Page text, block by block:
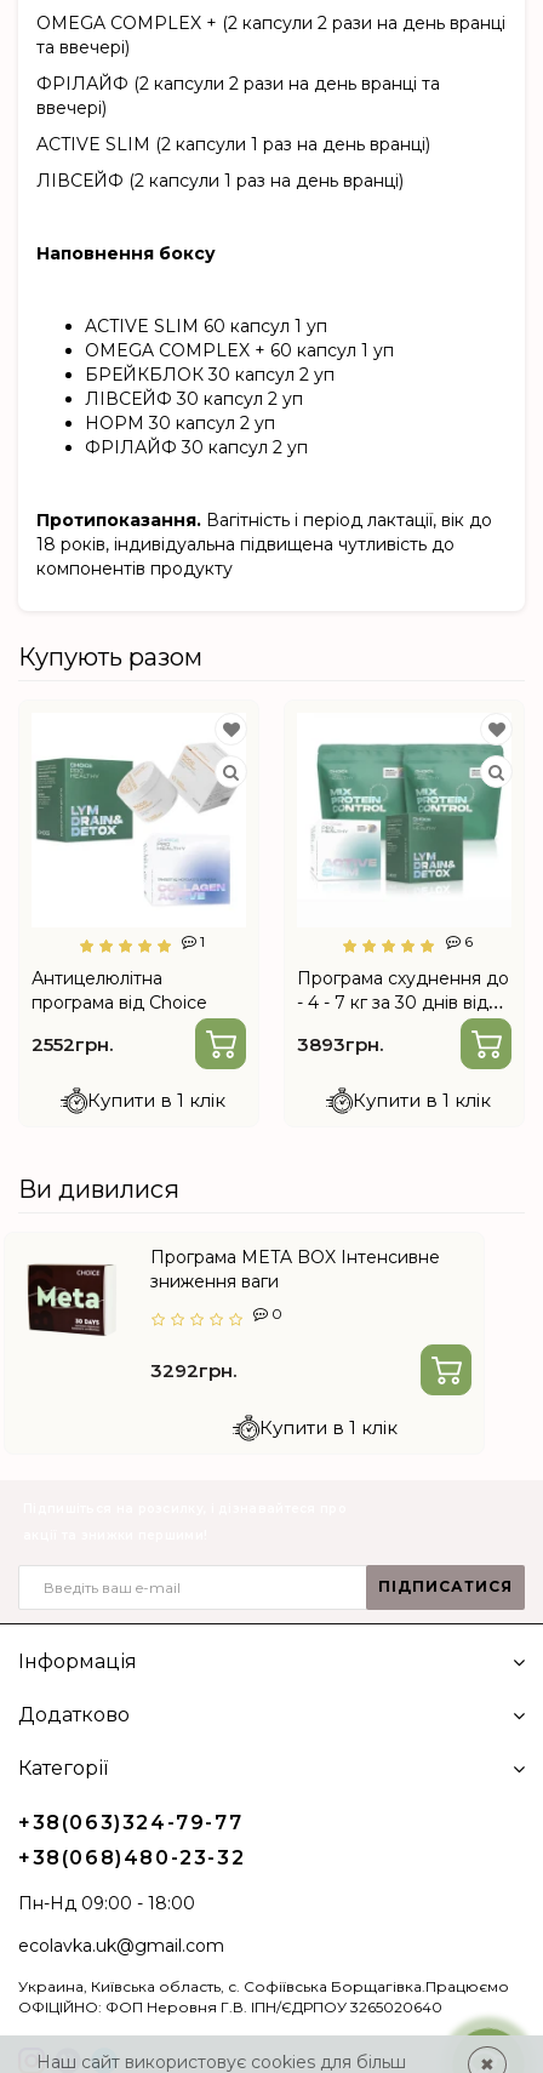
OMEGA COMPLEX + (2 капсули 2 рази на день вранці
та ввечері)
ФРІЛАЙФ (2 капсули 2 рази на день вранці та
ввечері)
ACTIVE SLIM (2 капсули 1 раз на день вранці)
ЛІВСЕЙФ (2 капсули 1 раз на день вранці)
Наповнення боксу
ACTIVE SLIM 60 капсул 1 уп
OMEGA COMPLEX + 60 капсул 1 уп
БРЕЙКБЛОК 30 капсул 2 уп
ЛІВСЕЙФ 30 капсул 2 уп
НОРМ 30 капсул 2 уп
ФРІЛАЙФ 30 капсул 2 уп
Протипоказання. Вагітність і період лактації, вік до
18 років, індивідуальна підвищена чутливість до
компонентів продукту
Купують разом
1
Антицелюлітна
програма від Choice
2552грн.
Купити в 1 клік
6
Програма схуднення до
- 4 - 7 кг за 30 днів від
3893грн.
Купити в 1 клік
Ви дивилися
Програма META BOX Інтенсивне
зниження ваги
0
3292грн.
Купити в 1 клік
ПІДПИСАТИСЯ
Інформація
Додатково
Категорії
+38(063)324-79-77
+38(068)480-23-32
Пн-Нд 09:00 - 18:00
ecolavka.uk@gmail.com
Украина, Київська область, с. Софіївська Борщагівка.Працюємо
ОФІЦІЙНО: ФОП Неровня Г.В. ІПН/ЄДРПОУ 3265020640
Наш сайт використовує cookies для більш ✖